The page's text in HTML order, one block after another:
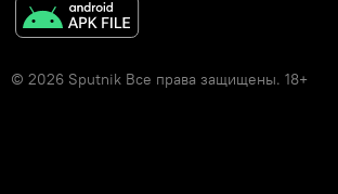
© 2026 Sputnik Все права защищены. 18+